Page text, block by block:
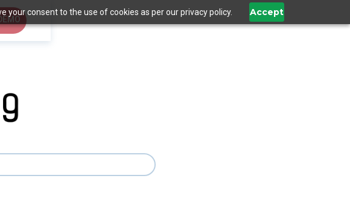
your consent to the use of cookies as per our privacy policy. Accept